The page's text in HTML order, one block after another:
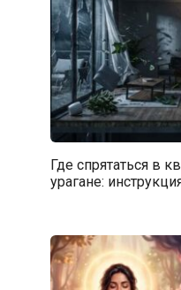
Где спрятаться в
урагане: